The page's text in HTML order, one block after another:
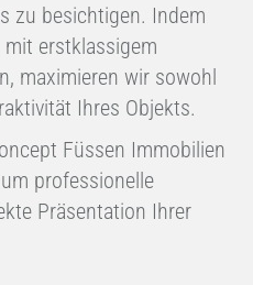
zu besichtigen. Indem
erstklassigem
maximieren wir sowohl
Ihres Objekts.
Füssen Immobilien
professionelle
Präsentation Ihrer